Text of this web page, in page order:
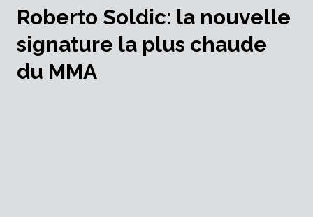
Roberto Soldic: la nouvelle
signature la plus chaude
du MMA